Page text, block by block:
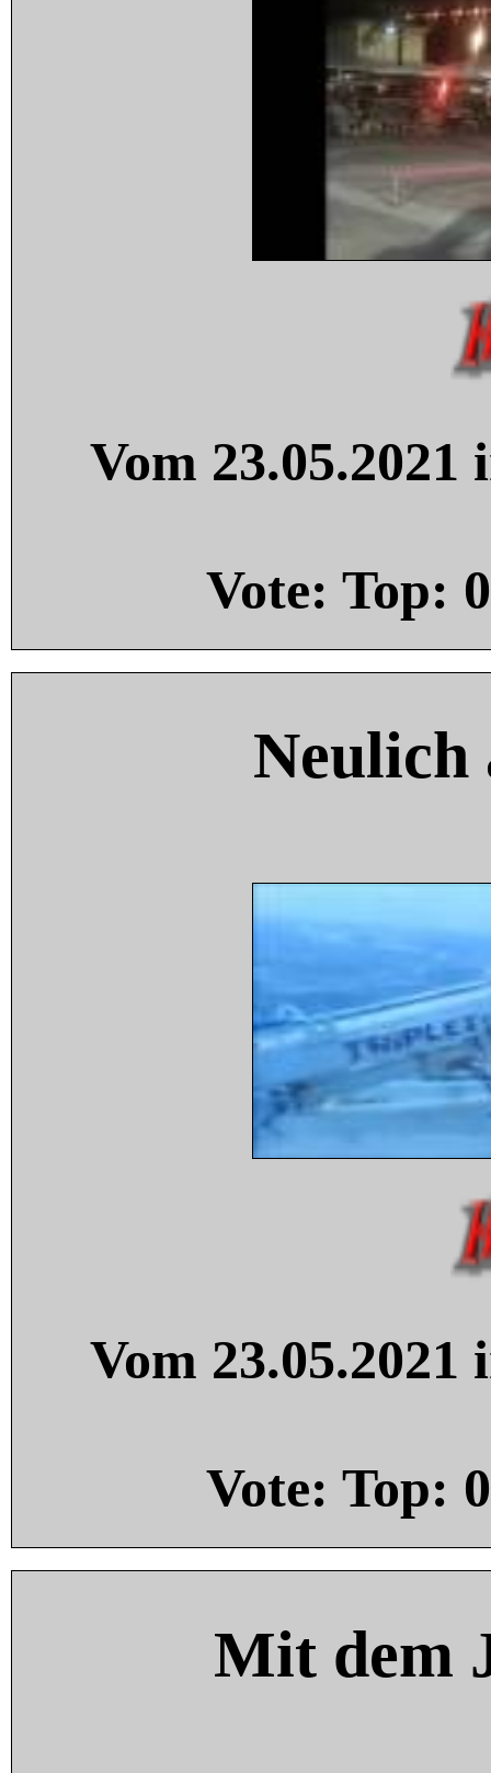
Vom
Vote: Top: 0
Neulich
Vom
Vote: Top: 0
Mit dem